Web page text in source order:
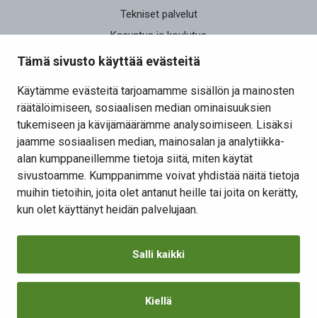
Tämä sivusto käyttää evästeitä
Käytämme evästeitä tarjoamamme sisällön ja mainosten
räätälöimiseen, sosiaalisen median ominaisuuksien
tukemiseen ja kävijämäärämme analysoimiseen. Lisäksi
jaamme sosiaalisen median, mainosalan ja analytiikka-
alan kumppaneillemme tietoja siitä, miten käytät
sivustoamme. Kumppanimme voivat yhdistää näitä tietoja
muihin tietoihin, joita olet antanut heille tai joita on kerätty,
kun olet käyttänyt heidän palvelujaan.
Salli kaikki
Kiellä
Tekniset palvelut
Kasvatus ja koulutus
Elinvoima
Osallistu ja vaikuta
Yhteystiedot
Kansalaisaloite
Lomakkeet
Tietosuojaseloste
Evästeiden hallinta
Saavutettavuusseloste